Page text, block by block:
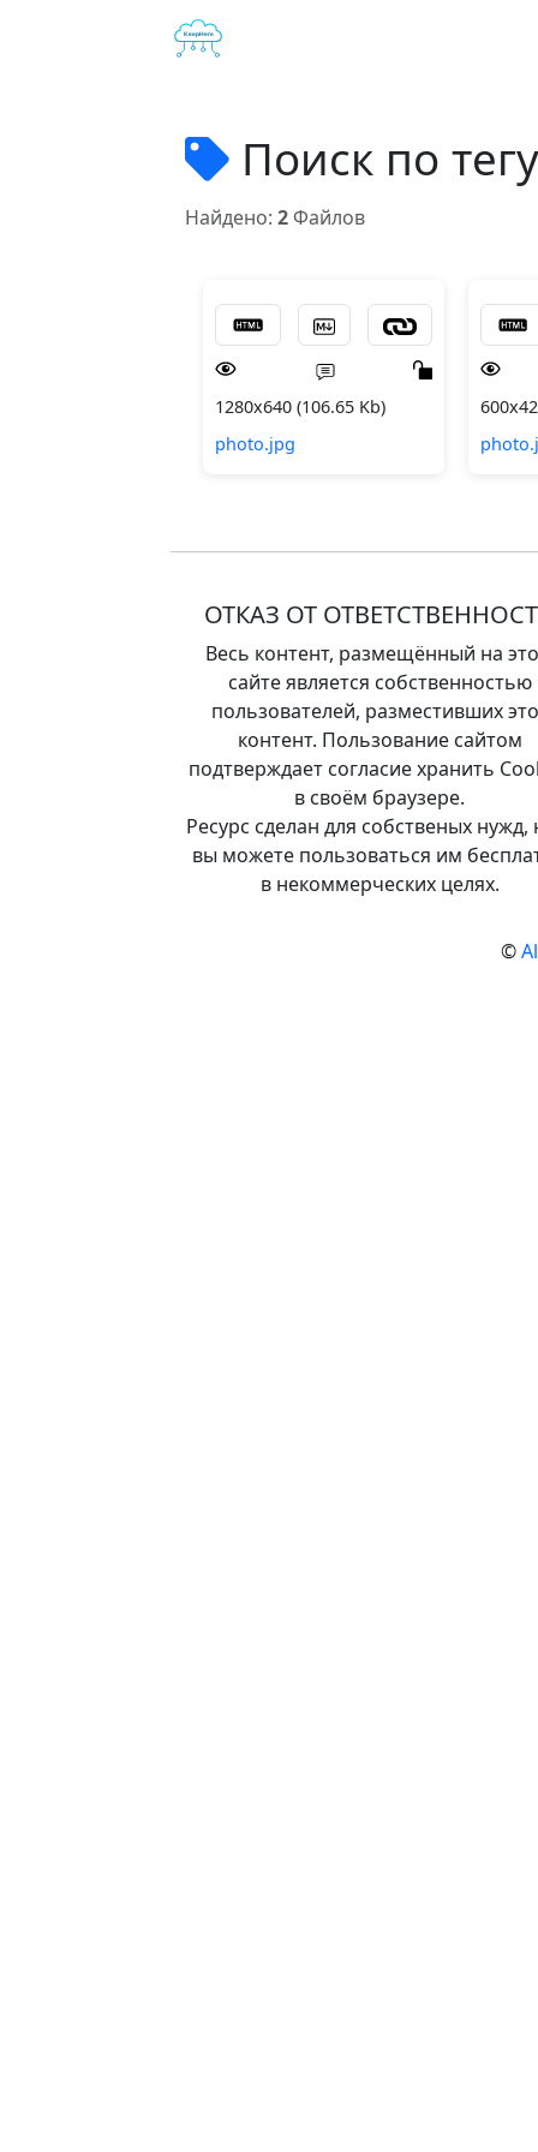
Поиск по
Найдено: 2Файлов
1280x640 (106.65 Kb)
photo.jpg
ОТКАЗ ОТ
Весь контент, размещённый на
сайте является собственностью
пользователей, разместивших
контент. Пользование сайтом
подтверждает согласие хранить
в своём браузере.
Ресурс сделан для собственых нужд,
вы можете пользоваться им
в некоммерческих целях.
©